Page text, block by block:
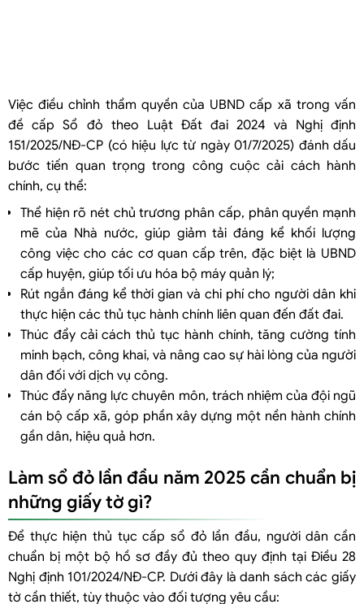
Việc điều chỉnh thẩm quyền của UBND cấp xã trong vấn
đề cấp Sổ đỏ theo Luật Đất đai 2024 và Nghị định
151/2025/NĐ-CP (có hiệu lực từ ngày 01/7/2025) đánh dấu
bước tiến quan trọng trong công cuộc cải cách hành
chính, cụ thể:
Thể hiện rõ nét chủ trương phân cấp, phân quyền mạnh
mẽ của Nhà nước, giúp giảm tải đáng kể khối lượng
công việc cho các cơ quan cấp trên, đặc biệt là UBND
cấp huyện, giúp tối ưu hóa bộ máy quản lý;
Rút ngắn đáng kể thời gian và chi phí cho người dân khi
thực hiện các thủ tục hành chính liên quan đến đất đai.
Thúc đẩy cải cách thủ tục hành chính, tăng cường tính
minh bạch, công khai, và nâng cao sự hài lòng của người
dân đối với dịch vụ công.
Thúc đẩy năng lực chuyên môn, trách nhiệm của đội ngũ
cán bộ cấp xã, góp phần xây dựng một nền hành chính
gần dân, hiệu quả hơn.
Làm sổ đỏ lần đầu năm 2025 cần chuẩn bị
những giấy tờ gì?
Để thực hiện thủ tục cấp sổ đỏ lần đầu, người dân cần
chuẩn bị một bộ hồ sơ đầy đủ theo quy định tại Điều 28
Nghị định 101/2024/NĐ-CP. Dưới đây là danh sách các giấy
tờ cần thiết, tùy thuộc vào đối tượng yêu cầu: